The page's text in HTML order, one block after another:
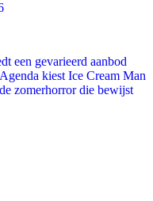
een gevarieerd aanbod
kiest Ice Cream Man
zomerhorror die bewijst